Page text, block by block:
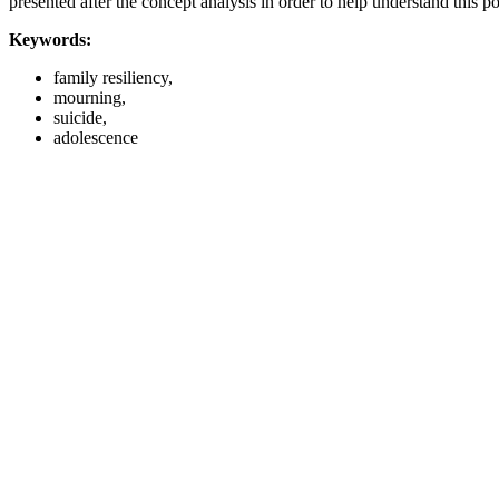
Keywords:
family resiliency,
mourning,
suicide,
adolescence